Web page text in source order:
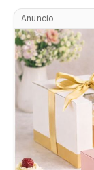
Anuncio